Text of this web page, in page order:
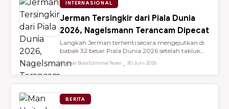
INTERNASIONAL
Jerman Tersingkir dari Piala Dunia
2026, Nagelsmann Terancam Dipecat
Langkah Jerman terhenti secara mengejutkan di
babak 32 besar Piala Dunia 2026 setelah takluk
Bandar Bola Editorial Team ⎯ 30 Juni 2026
BERITA